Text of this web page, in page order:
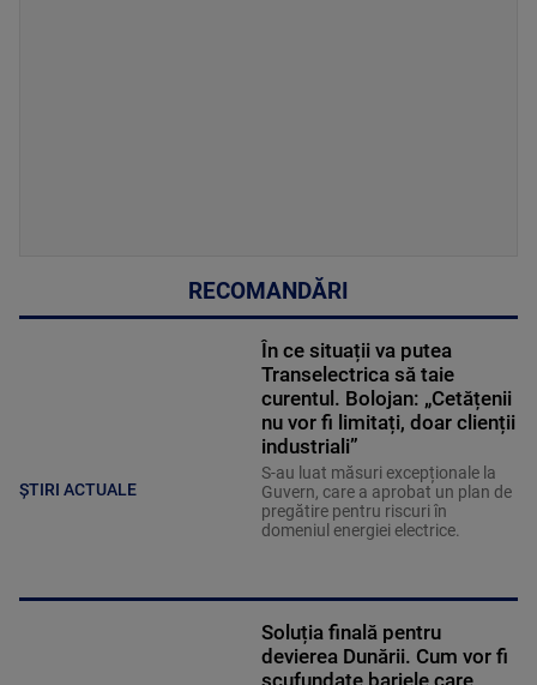
RECOMANDĂRI
ȘTIRI ACTUALE
În ce situații va putea
Transelectrica să taie
curentul. Bolojan: „Cetățenii
nu vor fi limitați, doar clienții
industriali”
S-au luat măsuri excepționale la
Guvern, care a aprobat un plan de
pregătire pentru riscuri în
domeniul energiei electrice.
Soluția finală pentru
devierea Dunării. Cum vor fi